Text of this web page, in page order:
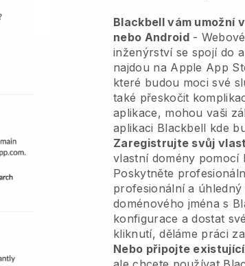
Blackbell vám umožní
nebo Android-
inženýrství se spojí do
najdou na Apple App
které budou moci své
také přeskočit
aplikace, mohou vaši
aplikaci Blackbell kde
Zaregistrujte svůj
vlastní domény pomocí
Poskytněte
profesionální a úhledný
doménového jména s
konfigurace a dostat
kliknutí, děláme práci
Nebo připojte existující